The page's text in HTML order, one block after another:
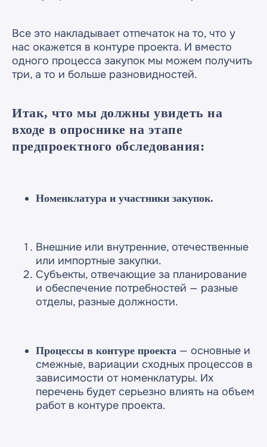
Все это накладывает отпечаток на то, что у
нас окажется в контуре проекта. И вместо
одного процесса закупок мы можем получить
три, а то и больше разновидностей.
Итак, что мы должны увидеть на
входе в опроснике на этапе
предпроектного обследования:
Номенклатура и участники закупок.
Внешние или внутренние, отечественные
или импортные закупки.
Субъекты, отвечающие за планирование
и обеспечение потребностей — разные
отделы, разные должности.
Процессы в контуре проекта — основные и
смежные, вариации сходных процессов в
зависимости от номенклатуры. Их
перечень будет серьезно влиять на объем
работ в контуре проекта.